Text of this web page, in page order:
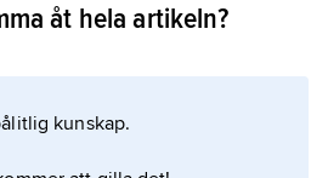
åt hela artikeln?
kunskap.